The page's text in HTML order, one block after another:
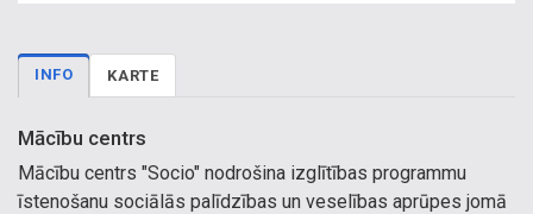
INFO KARTE
Mācību centrs
Mācību centrs "Socio" nodrošina izglītības programmu
īstenošanu sociālās palīdzības un veselības aprūpes jomā